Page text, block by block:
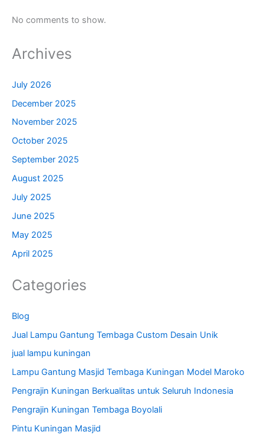
No comments to show.
Archives
July 2026
December 2025
November 2025
October 2025
September 2025
August 2025
July 2025
June 2025
May 2025
April 2025
Categories
Blog
Jual Lampu Gantung Tembaga Custom Desain Unik
jual lampu kuningan
Lampu Gantung Masjid Tembaga Kuningan Model Maroko
Pengrajin Kuningan Berkualitas untuk Seluruh Indonesia
Pengrajin Kuningan Tembaga Boyolali
Pintu Kuningan Masjid